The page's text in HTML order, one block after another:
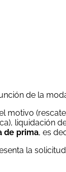
de la
liquidación
de prima, es
la